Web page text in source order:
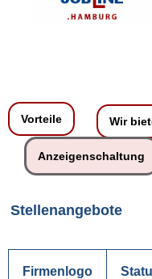
Vorteile Wir
Anzeigenschaltung
Stellenangebote
Firmenlogo